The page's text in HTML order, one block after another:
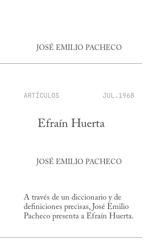
JOSÉ EMILIO PACHECO
ARTÍCULOS JUL.1968
Efraín Huerta
JOSÉ EMILIO PACHECO
A través de un diccionario y de
definiciones precisas, José Emilio
Pacheco presenta a Efraín Huerta.